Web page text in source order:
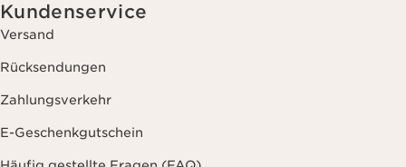
Kundenservice
Versand
Rücksendungen
Zahlungsverkehr
E-Geschenkgutschein